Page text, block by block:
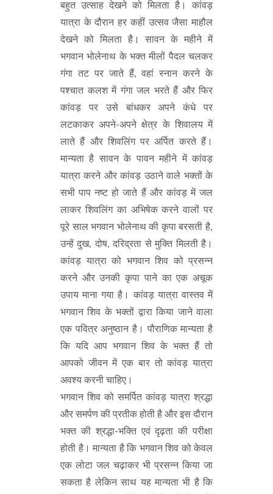
बहुत उत्साह देखने को मिलता है। कांवड़
यात्रा के दौरान हर कहीं उत्सव जैसा माहौल
देखने को मिलता है। सावन के महीने में
भगवान भोलेनाथ के भक्त मीलों पैदल चलकर
गंगा तट पर जाते हैं, वहां स्नान करने के
पश्चात कलश में गंगा जल भरते हैं और फिर
कांवड़ पर उसे बांधकर अपने कंधे पर
लटकाकर अपने-अपने क्षेत्र के शिवालय में
लाते हैं और शिवलिंग पर अर्पित करते हैं।
मान्यता है सावन के पावन महीने में कांवड़
यात्रा करने और कांवड़ उठाने वाले भक्तों के
सभी पाप नष्ट हो जाते हैं और कांवड़ में जल
लाकर शिवलिंग का अभिषेक करने वालों पर
पूरे साल भगवान भोलेनाथ की कृपा बरसती है,
उन्हें दुख, दोष, दरिद्रता से मुक्ति मिलती है।
कांवड़ यात्रा को भगवान शिव को प्रसन्न
करने और उनकी कृपा पाने का एक अचूक
उपाय माना गया है। कांवड़ यात्रा वास्तव में
भगवान शिव के भक्तों द्वारा किया जाने वाला
एक पवित्र अनुष्ठान है। पौराणिक मान्यता है
कि यदि आप भगवान शिव के भक्त हैं तो
आपको जीवन में एक बार तो कांवड़ यात्रा
अवश्य करनी चाहिए।
भगवान शिव को समर्पित कांवड़ यात्रा श्रद्धा
और समर्पण की प्रतीक होती है और इस दौरान
भक्त की श्रद्धा-भक्ति एवं दृढ़ता की परीक्षा
होती है। मान्यता है कि भगवान शिव को केवल
एक लोटा जल चढ़ाकर भी प्रसन्न किया जा
सकता है लेकिन साथ यह मान्यता भी है कि